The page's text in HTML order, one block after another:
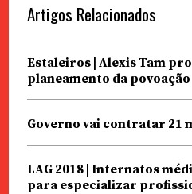
Artigos Relacionados
Estaleiros | Alexis Tam
planeamento da povoação
Governo vai contratar 21
LAG 2018 | Internatos
para especializar